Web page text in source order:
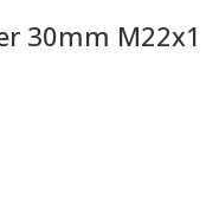
30mm M22x1